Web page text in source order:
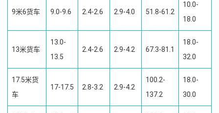
9米6货车 9.0-9.6 2.4-2.6 2.9-4.0 51.8-61.2
10.0-
18.0
13米货车
13.0-
13.5
2.4-2.6 2.9-4.2 67.3-81.1
18.0-
32.0
17.5米货
车
17-17.5 2.8-3.2 2.9-4.2
100.2-
137.2
18.0-
30.0